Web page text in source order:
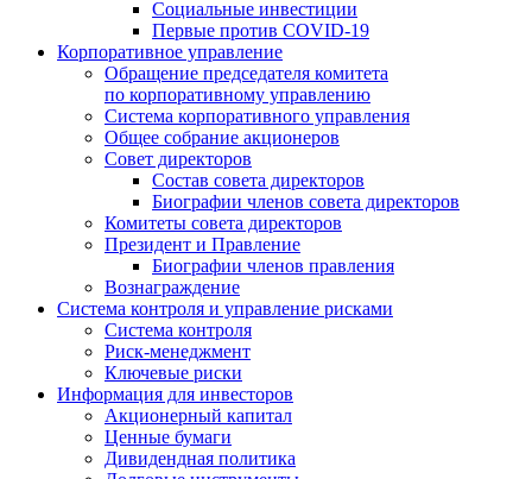
Социальные инвестиции
Первые против COVID‑19
Корпоративное управление
Обращение председателя комитета
по корпоративному управлению
Система корпоративного управления
Общее собрание акционеров
Совет директоров
Состав совета директоров
Биографии членов совета директоров
Комитеты совета директоров
Президент и Правление
Биографии членов правления
Вознаграждение
Система контроля и управление рисками
Система контроля
Риск-менеджмент
Ключевые риски
Информация для инвесторов
Акционерный капитал
Ценные бумаги
Дивидендная политика